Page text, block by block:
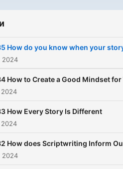
How do you know when your
2024
How to Create a Good Mindset
2024
How Every Story Is Different
2024
How does Scriptwriting Inform
2024